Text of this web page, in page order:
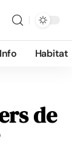
Habitat
de